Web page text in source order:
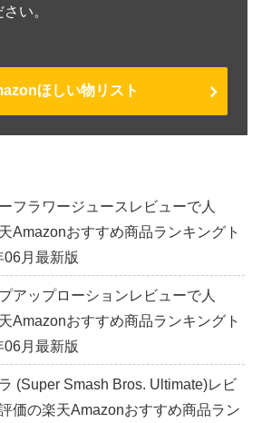
い。
ほしい物リスト
フラワージュースレビューで人
Amazonおすすめ商品ランキングト
06月最新版
アップローションレビューで人
Amazonおすすめ商品ランキングト
06月最新版
(Super Smash Bros. Ultimate)レビ
価の楽天Amazonおすすめ商品ラン